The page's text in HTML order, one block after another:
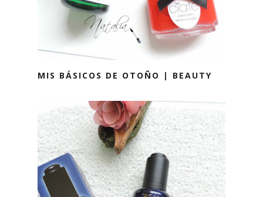
MIS BÁSICOS DE OTOÑO | BEAUTY